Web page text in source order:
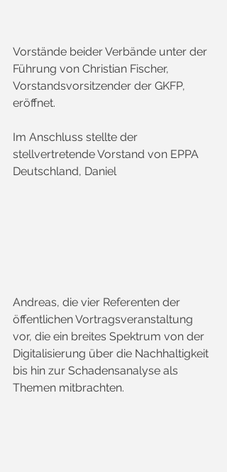
Vorstände beider Verbände unter der
Führung von Christian Fischer,
Vorstandsvorsitzender der GKFP,
eröffnet.
Im Anschluss stellte der
stellvertretende Vorstand von EPPA
Deutschland, Daniel
Andreas, die vier Referenten der
öffentlichen Vortragsveranstaltung
vor, die ein breites Spektrum von der
Digitalisierung über die Nachhaltigkeit
bis hin zur Schadensanalyse als
Themen mitbrachten.